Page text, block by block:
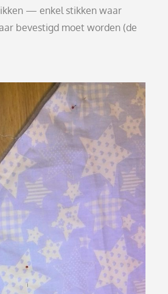
— enkel stikken waar
bevestigd moet worden (de